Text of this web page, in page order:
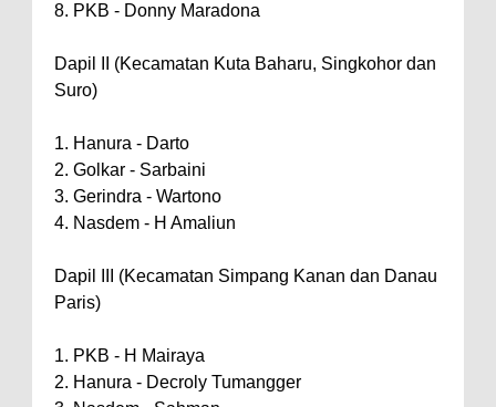
8. PKB - Donny Maradona
Dapil II (Kecamatan Kuta Baharu, Singkohor dan
Suro)
1. Hanura - Darto
2. Golkar - Sarbaini
3. Gerindra - Wartono
4. Nasdem - H Amaliun
Dapil III (Kecamatan Simpang Kanan dan Danau
Paris)
1. PKB - H Mairaya
2. Hanura - Decroly Tumangger